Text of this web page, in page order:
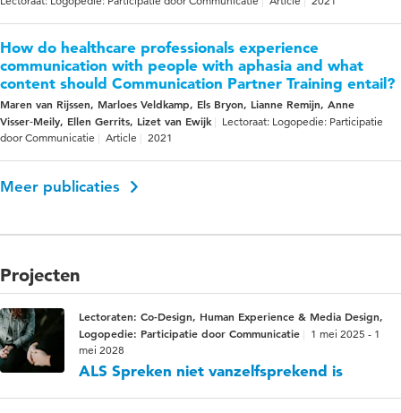
How do healthcare professionals experience
communication with people with aphasia and what
content should Communication Partner Training entail?
Maren van Rijssen, Marloes Veldkamp, Els Bryon, Lianne Remijn, Anne
Visser‑Meily, Ellen Gerrits, Lizet van Ewijk
Lectoraat: Logopedie: Participatie
door Communicatie
Article 2021
Meer publicaties
Projecten
Lectoraten: Co-Design, Human Experience & Media Design,
Logopedie: Participatie door Communicatie
1 mei 2025 - 1
mei 2028
ALS Spreken niet vanzelfsprekend is